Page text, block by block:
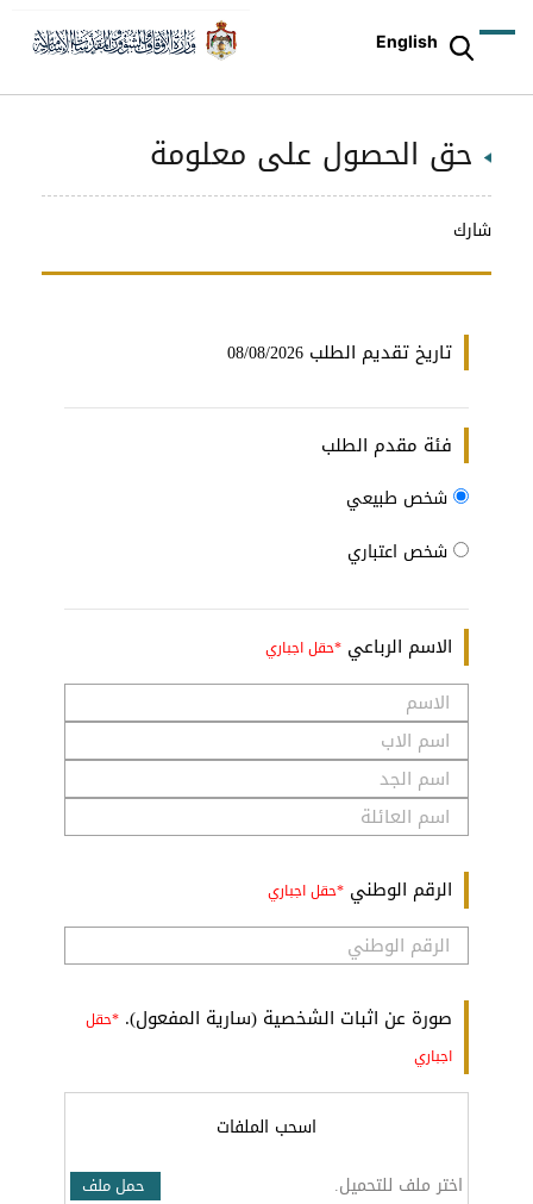
English
حق الحصول على معلومة
شارك
تاريخ تقديم الطلب 08/08/2026
فئة مقدم الطلب
شخص طبيعي
شخص اعتباري
الاسم الرباعي
الرقم الوطني
صورة عن اثبات الشخصية (سارية المفعول).
اسحب الملفات
حمل ملف
اختر ملف للتحميل.